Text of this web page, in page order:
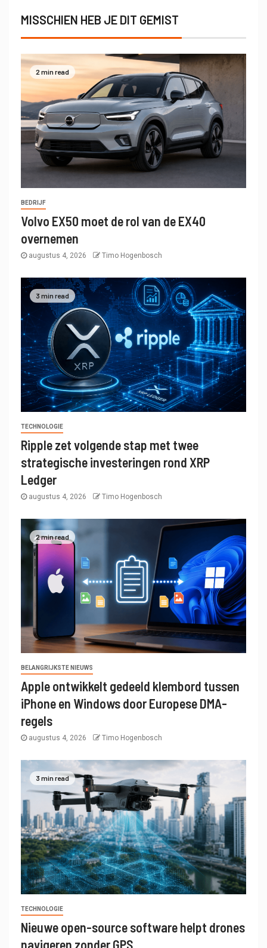
MISSCHIEN HEB JE DIT GEMIST
2 min read
BEDRIJF
Volvo EX50 moet de rol van de EX40
overnemen
augustus 4, 2026 Timo Hogenbosch
3 min read
TECHNOLOGIE
Ripple zet volgende stap met twee
strategische investeringen rond XRP
Ledger
augustus 4, 2026 Timo Hogenbosch
2 min read
BELANGRIJKSTE NIEUWS
Apple ontwikkelt gedeeld klembord tussen
iPhone en Windows door Europese DMA-
regels
augustus 4, 2026 Timo Hogenbosch
3 min read
TECHNOLOGIE
Nieuwe open-source software helpt drones
navigeren zonder GPS